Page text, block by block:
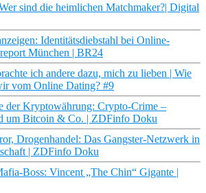
sind die heimlichen Matchmaker?| Digital
Identitätsdiebstahl bei Online-
München | BR24
ich andere dazu, mich zu lieben | Wie
vom Online Dating? #9
der Kryptowährung: Crypto-Crime –
um Bitcoin & Co. | ZDFinfo Doku
Drogenhandel: Das Gangster-Netzwerk in
| ZDFinfo Doku
Boss: Vincent „The Chin“ Gigante |